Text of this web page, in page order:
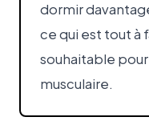
dormir
ce qui est tout à
souhaitable
musculaire.